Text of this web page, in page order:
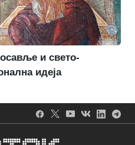
и свето-
идеја